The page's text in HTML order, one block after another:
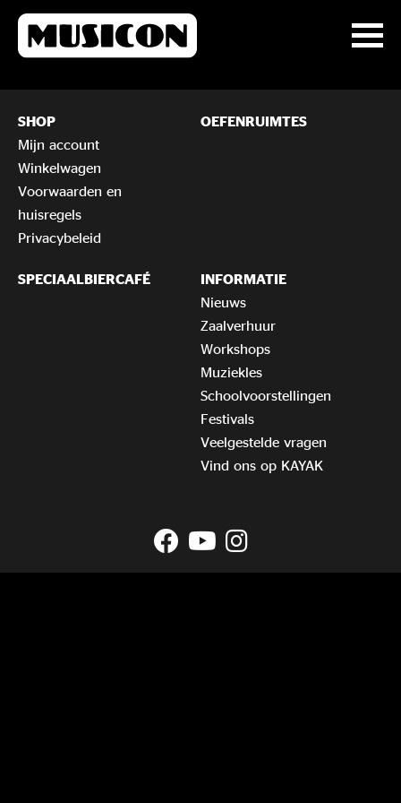
SHOP
Mijn account
Winkelwagen
Voorwaarden en
huisregels
Privacybeleid
OEFENRUIMTES
SPECIAALBIERCAFÉ
INFORMATIE
Nieuws
Zaalverhuur
Workshops
Muziekles
Schoolvoorstellingen
Festivals
Veelgestelde vragen
Vind ons op KAYAK